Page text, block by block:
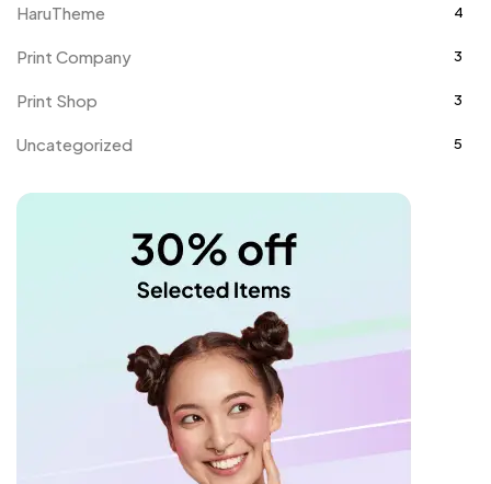
HaruTheme 4
Print Company 3
Print Shop 3
Uncategorized 5